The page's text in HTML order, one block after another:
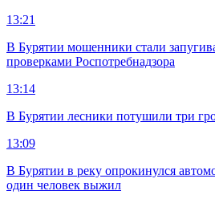
13:21
В Бурятии мошенники стали
проверками Роспотребнадзора
13:14
В Бурятии лесники потушили три
13:09
В Бурятии в реку опрокинулся
один человек выжил